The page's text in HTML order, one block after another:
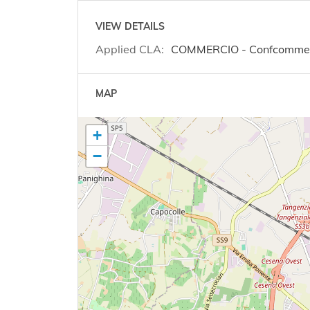
VIEW DETAILS
Applied CLA: COMMERCIO -
MAP
+
−